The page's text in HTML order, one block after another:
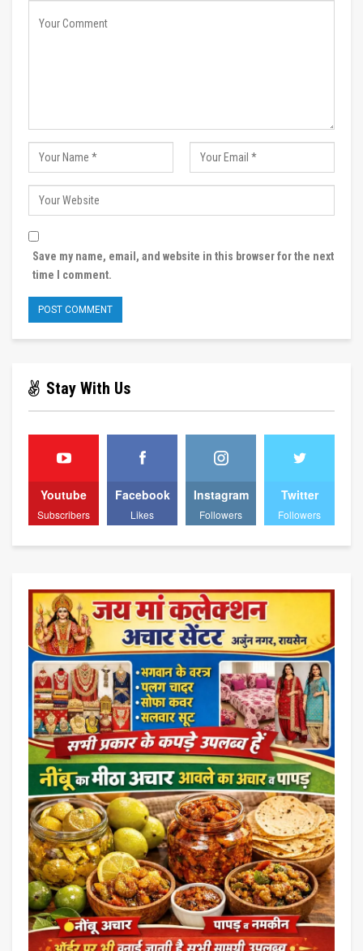
Save my name, email, and website in this browser for the next
time I comment.
Stay With Us
Youtube
Subscribers
Facebook
Likes
Instagram
Followers
Twitter
Followers